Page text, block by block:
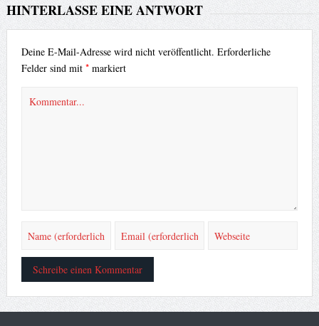
HINTERLASSE EINE ANTWORT
Deine E-Mail-Adresse wird nicht veröffentlicht. Erforderliche
Felder sind mit *markiert